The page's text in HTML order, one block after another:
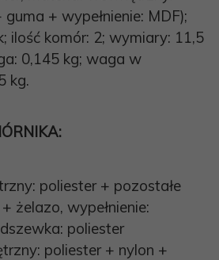
+ wypełnienie: MDF);
ilość komór: 2; wymiary: 11,5
0,145 kg; waga w
kg.
poliester + pozostałe
żelazo, wypełnienie:
poliester
poliester + nylon +